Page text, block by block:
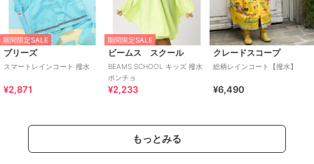
期間限定SALE
ブリーズ
スマートレインコート 撥水
¥2,871
期間限定SALE
ビームス スクール
BEAMS SCHOOL キッズ 撥水
ポンチョ
¥2,233
クレードスコープ
総柄レインコート【撥水】
¥6,490
もっとみる